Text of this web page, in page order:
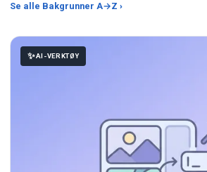
Se alle Bakgrunner A→Z ›
AI-VERKTØY